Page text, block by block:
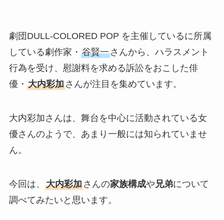
劇団DULL-COLORED POP を主催しているに所属
している劇作家・ 谷賢一さんから、ハラスメント
行為を受け、慰謝料を求める訴訟をおこした俳
優・ 大内彩加さんが注目を集めています。
大内彩加さんは、舞台を中心に活動されている女
優さんのようで、あまり一般には知られていませ
ん。
今回は、 大内彩加さんの家族構成や 兄弟について
調べてみたいと思います。